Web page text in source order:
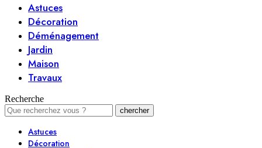
Astuces
Décoration
Déménagement
Jardin
Maison
Travaux
Recherche
Astuces
Décoration